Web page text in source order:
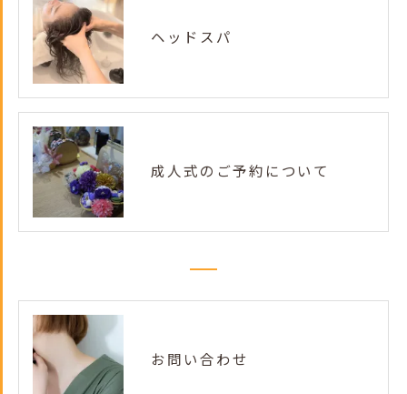
ヘッドスパ
成人式のご予約について
お問い合わせ